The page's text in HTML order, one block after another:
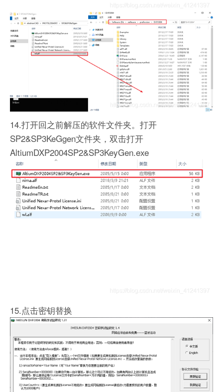
14.打开回之前解压的软件文件夹。打开
SP2&SP3KeGgen文件夹，双击打开
AltiumDXP2004SP2&SP3KeyGen.exe
15.点击密钥替换